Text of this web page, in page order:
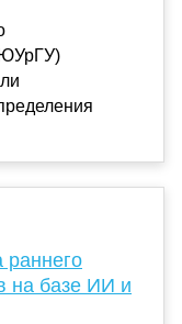
раннего
на базе ИИ и